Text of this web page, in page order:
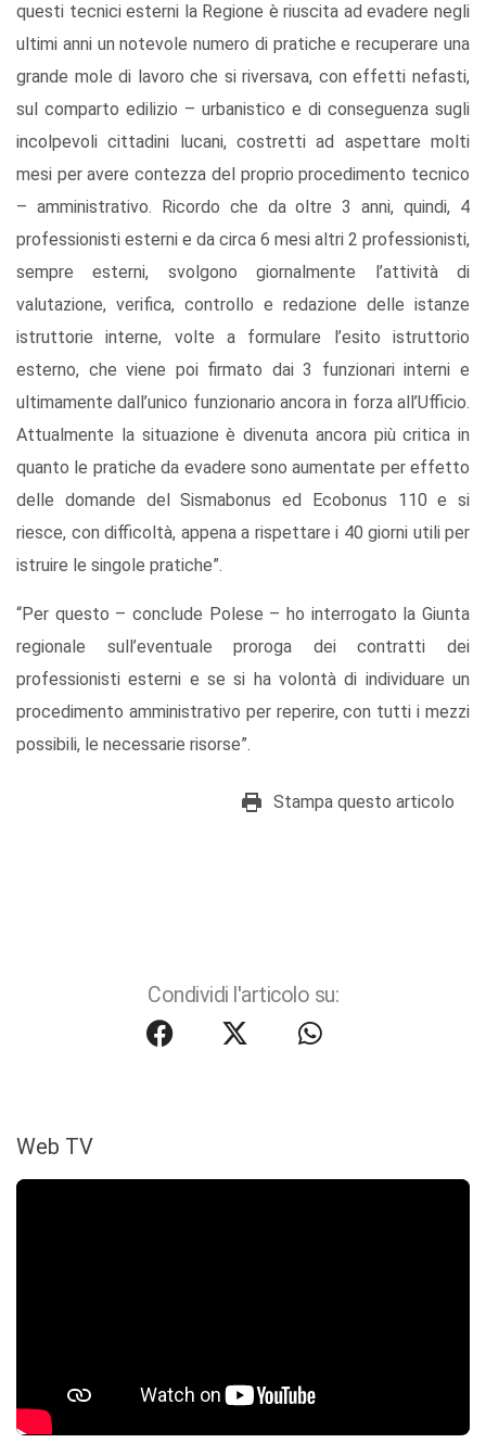
questi tecnici esterni la Regione è riuscita ad evadere negli
ultimi anni un notevole numero di pratiche e recuperare una
grande mole di lavoro che si riversava, con effetti nefasti,
sul comparto edilizio – urbanistico e di conseguenza sugli
incolpevoli cittadini lucani, costretti ad aspettare molti
mesi per avere contezza del proprio procedimento tecnico
– amministrativo. Ricordo che da oltre 3 anni, quindi, 4
professionisti esterni e da circa 6 mesi altri 2 professionisti,
sempre esterni, svolgono giornalmente l’attività di
valutazione, verifica, controllo e redazione delle istanze
istruttorie interne, volte a formulare l’esito istruttorio
esterno, che viene poi firmato dai 3 funzionari interni e
ultimamente dall’unico funzionario ancora in forza all’Ufficio.
Attualmente la situazione è divenuta ancora più critica in
quanto le pratiche da evadere sono aumentate per effetto
delle domande del Sismabonus ed Ecobonus 110 e si
riesce, con difficoltà, appena a rispettare i 40 giorni utili per
istruire le singole pratiche”.
“Per questo – conclude Polese – ho interrogato la Giunta
regionale sull’eventuale proroga dei contratti dei
professionisti esterni e se si ha volontà di individuare un
procedimento amministrativo per reperire, con tutti i mezzi
possibili, le necessarie risorse”.
Stampa questo articolo
Condividi l'articolo su:
Web TV